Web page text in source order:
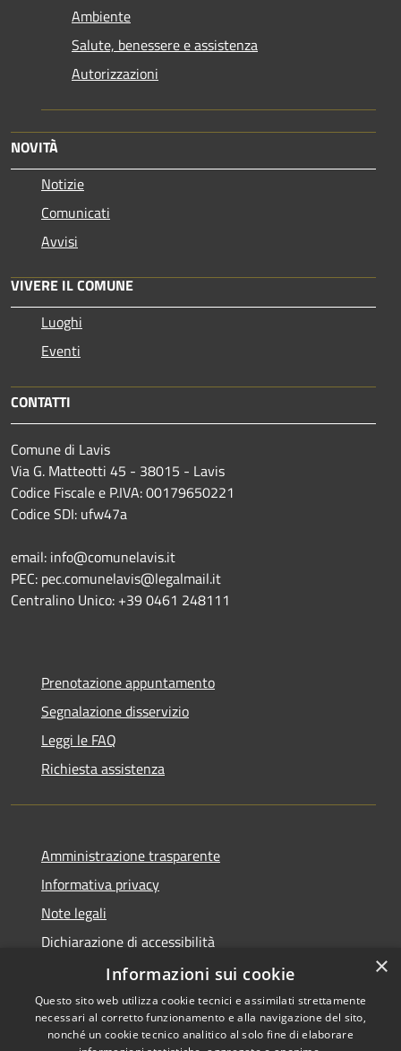
Ambiente
Salute, benessere e assistenza
Autorizzazioni
NOVITÀ
Notizie
Comunicati
Avvisi
VIVERE IL COMUNE
Luoghi
Eventi
CONTATTI
Comune di Lavis
Via G. Matteotti 45 - 38015 - Lavis
Codice Fiscale e P.IVA: 00179650221
Codice SDI: ufw47a
email: info@comunelavis.it
PEC: pec.comunelavis@legalmail.it
Centralino Unico: +39 0461 248111
Prenotazione appuntamento
Segnalazione disservizio
Leggi le FAQ
Richiesta assistenza
Amministrazione trasparente
Informativa privacy
Note legali
Dichiarazione di accessibilità
Informative Privacy
×
Informazioni sui cookie
Questo sito web utilizza cookie tecnici e assimilati strettamente
necessari al corretto funzionamento e alla navigazione del sito,
nonché un cookie tecnico analitico al solo fine di elaborare